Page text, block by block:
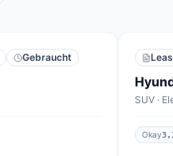
Gebraucht
SUV ·
Okay